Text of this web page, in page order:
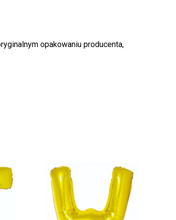
w koszyku.
opakowaniu producenta,